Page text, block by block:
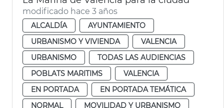
modificado hace 3 años
ALCALDÍA
AYUNTAMIENTO
URBANISMO Y VIVIENDA
VALENCIA
URBANISMO
TODAS LAS AUDIENCIAS
POBLATS MARITIMS
VALENCIA
EN PORTADA
EN PORTADA TEMÁTICA
NORMAL
MOVILIDAD Y URBANISMO